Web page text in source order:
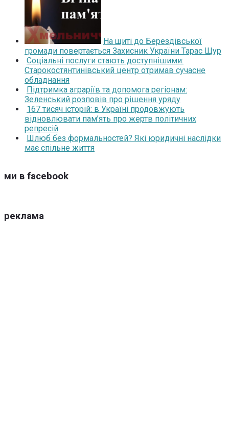
На щиті до Берездівської
громади повертається Захисник України Тарас Щур
Соціальні послуги стають доступнішими:
Старокостянтинівський центр отримав сучасне
обладнання
Підтримка аграріїв та допомога регіонам:
Зеленський розповів про рішення уряду
167 тисяч історій: в Україні продовжують
відновлювати пам’ять про жертв політичних
репресій
Шлюб без формальностей? Які юридичні наслідки
має спільне життя
ми в facebook
реклама